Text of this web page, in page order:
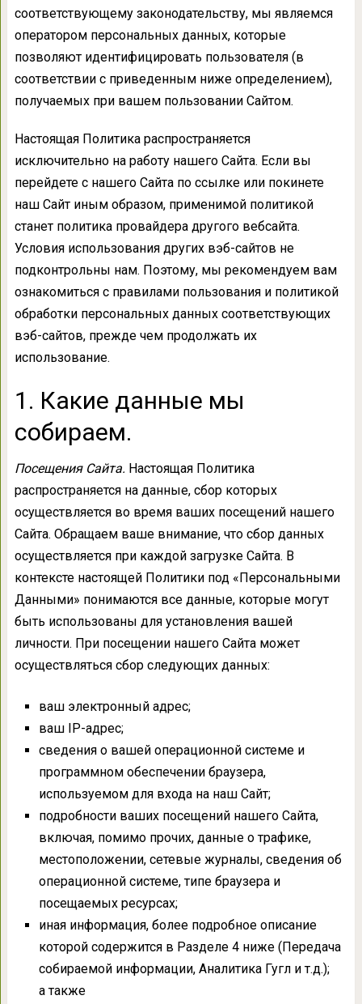
соответствующему законодательству, мы являемся
оператором персональных данных, которые
позволяют идентифицировать пользователя (в
соответствии с приведенным ниже определением),
получаемых при вашем пользовании Сайтом.
Настоящая Политика распространяется
исключительно на работу нашего Сайта. Если вы
перейдете с нашего Сайта по ссылке или покинете
наш Сайт иным образом, применимой политикой
станет политика провайдера другого вебсайта.
Условия использования других вэб-сайтов не
подконтрольны нам. Поэтому, мы рекомендуем вам
ознакомиться с правилами пользования и политикой
обработки персональных данных соответствующих
вэб-сайтов, прежде чем продолжать их
использование.
1. Какие данные мы
собираем.
Посещения Сайта. Настоящая Политика
распространяется на данные, сбор которых
осуществляется во время ваших посещений нашего
Сайта. Обращаем ваше внимание, что сбор данных
осуществляется при каждой загрузке Сайта. В
контексте настоящей Политики под «Персональными
Данными» понимаются все данные, которые могут
быть использованы для установления вашей
личности. При посещении нашего Сайта может
осуществляться сбор следующих данных:
ваш электронный адрес;
ваш IP-адрес;
сведения о вашей операционной системе и
программном обеспечении браузера,
используемом для входа на наш Сайт;
подробности ваших посещений нашего Сайта,
включая, помимо прочих, данные о трафике,
местоположении, сетевые журналы, сведения об
операционной системе, типе браузера и
посещаемых ресурсах;
иная информация, более подробное описание
которой содержится в Разделе 4 ниже (Передача
собираемой информации, Аналитика Гугл и т.д.);
а также